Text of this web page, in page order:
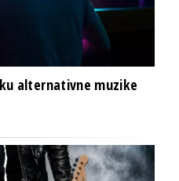
alternativne muzike